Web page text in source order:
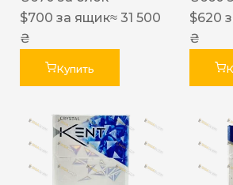
$700 за ящик≈ 31 500
₴
Купить
$620
₴